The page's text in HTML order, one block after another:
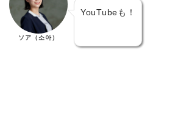
ソア（소아）
YouTubeも！